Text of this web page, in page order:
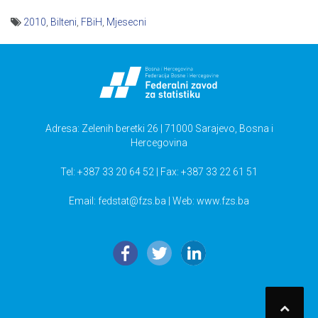
2010 Bilteni FBiH Mjesecni
Adresa: Zelenih beretki 26 | 71000 Sarajevo, Bosna i
Hercegovina
Tel: +387 33 20 64 52 | Fax: +387 33 22 61 51
Email: fedstat@fzs.ba | Web: www.fzs.ba